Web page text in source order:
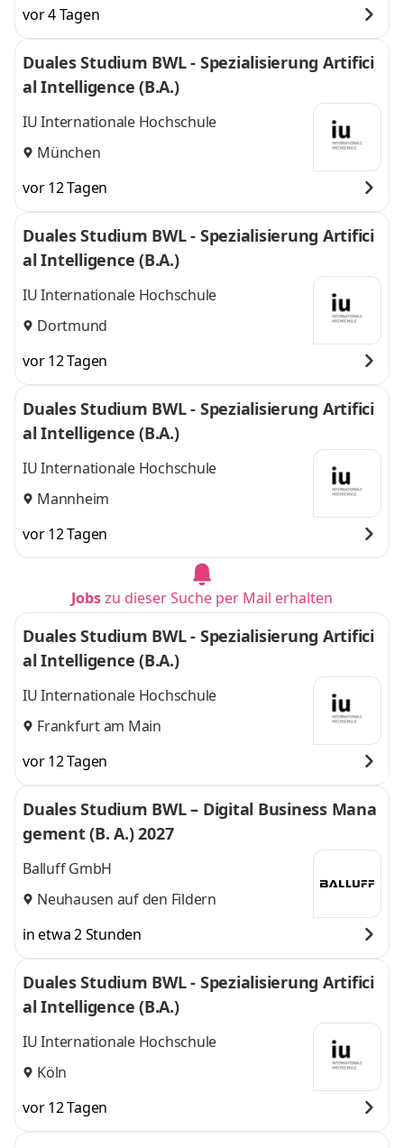
vor 4 Tagen
Duales Studium BWL - Spezialisierung Artifici
al Intelligence (B.A.)
IU Internationale Hochschule
München
vor 12 Tagen
Duales Studium BWL - Spezialisierung Artifici
al Intelligence (B.A.)
IU Internationale Hochschule
Dortmund
vor 12 Tagen
Duales Studium BWL - Spezialisierung Artifici
al Intelligence (B.A.)
IU Internationale Hochschule
Mannheim
vor 12 Tagen
Jobszu dieser Suche per Mail erhalten
Duales Studium BWL - Spezialisierung Artifici
al Intelligence (B.A.)
IU Internationale Hochschule
Frankfurt am Main
vor 12 Tagen
Duales Studium BWL – Digital Business Mana
gement (B. A.) 2027
Balluff GmbH
Neuhausen auf den Fildern
in etwa 2 Stunden
Duales Studium BWL - Spezialisierung Artifici
al Intelligence (B.A.)
IU Internationale Hochschule
Köln
vor 12 Tagen